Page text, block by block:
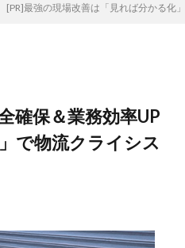
[PR]最強の現場改善は「見れば分かる
確保＆業務効率UP
で物流クライシス